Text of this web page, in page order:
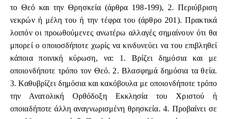
το Θεό και την Θρησκεία (άρθρα 198-199), 2. Περιύβριση
νεκρών ή μέλη του ή την τέφρα του (άρθρο 201). Πρακτικά
λοιπόν οι προωθούμενες ανωτέρω αλλαγές σημαίνουν ότι θα
μπορεί ο οποιοσδήποτε χωρίς να κινδυνεύει να του επιβληθεί
κάποια ποινική κύρωση, να: 1. Βρίζει δημόσια και με
οποιονδήποτε τρόπο τον Θεό. 2. Βλασφημά δημόσια τα θεία.
3. Καθυβρίζει δημόσια και κακόβουλα με οποιονδήποτε τρόπο
την Ανατολική Ορθόδοξη Εκκλησία του Χριστού ή
οποιαδήποτε άλλη αναγνωρισμένη θρησκεία. 4. Προβαίνει σε